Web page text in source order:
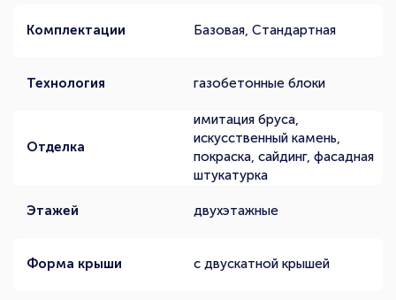
Комплектации Базовая, Стандартная
Технология газобетонные блоки
Отделка
имитация бруса,
искусственный камень,
покраска, сайдинг, фасадная
штукатурка
Этажей двухэтажные
Форма крыши с двускатной крышей